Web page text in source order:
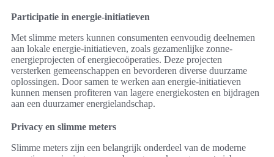
Participatie in energie-initiatieven
Met slimme meters kunnen consumenten eenvoudig deelnemen
aan lokale energie-initiatieven, zoals gezamenlijke zonne-
energieprojecten of energiecoöperaties. Deze projecten
versterken gemeenschappen en bevorderen diverse duurzame
oplossingen. Door samen te werken aan energie-initiatieven
kunnen mensen profiteren van lagere energiekosten en bijdragen
aan een duurzamer energielandschap.
Privacy en slimme meters
Slimme meters zijn een belangrijk onderdeel van de moderne